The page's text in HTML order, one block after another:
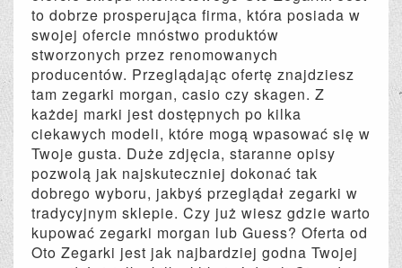
to dobrze prosperująca firma, która posiada w
swojej ofercie mnóstwo produktów
stworzonych przez renomowanych
producentów. Przeglądając ofertę znajdziesz
tam zegarki morgan, casio czy skagen. Z
każdej marki jest dostępnych po kilka
ciekawych modeli, które mogą wpasować się w
Twoje gusta. Duże zdjęcia, staranne opisy
pozwolą jak najskuteczniej dokonać tak
dobrego wyboru, jakbyś przeglądał zegarki w
tradycyjnym sklepie. Czy już wiesz gdzie warto
kupować zegarki morgan lub Guess? Oferta od
Oto Zegarki jest jak najbardziej godna Twojej